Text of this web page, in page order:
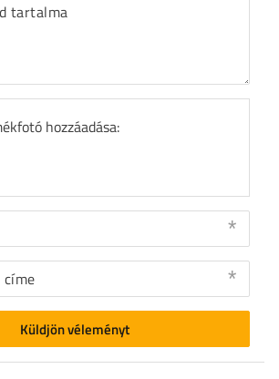
tartalma
hozzáadása:
Küldjön véleményt